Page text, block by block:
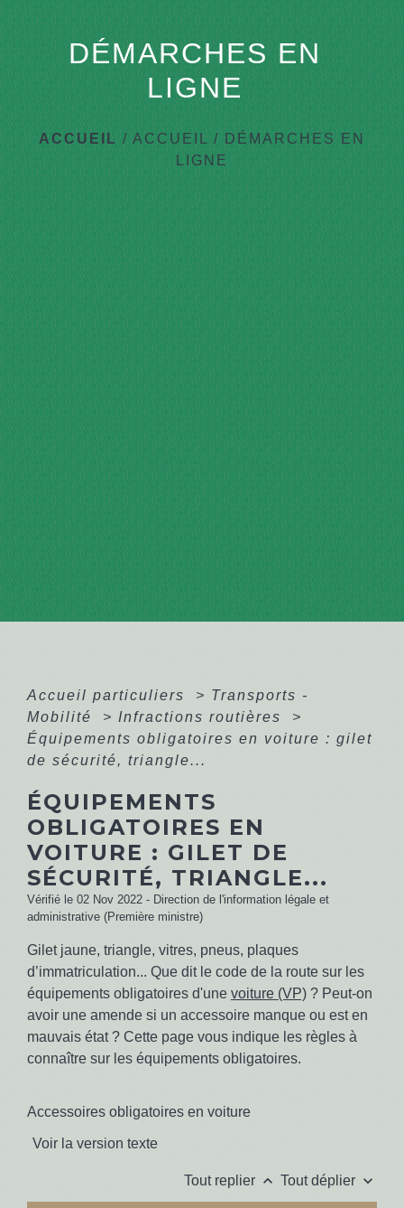
DÉMARCHES EN
LIGNE
ACCUEIL/ACCUEIL / DÉMARCHES EN
LIGNE
Accueil particuliers > Transports -
Mobilité
> Infractions routières
>
Équipements obligatoires en voiture : gilet
de sécurité, triangle...
ÉQUIPEMENTS
OBLIGATOIRES EN
VOITURE : GILET DE
SÉCURITÉ, TRIANGLE...
Vérifié le 02 Nov 2022 - Direction de l'information légale et
administrative (Première ministre)
Gilet jaune, triangle, vitres, pneus, plaques
d’immatriculation... Que dit le code de la route sur les
équipements obligatoires d'une voiture (VP) ? Peut-on
avoir une amende si un accessoire manque ou est en
mauvais état ? Cette page vous indique les règles à
connaître sur les équipements obligatoires.
Accessoires obligatoires en voiture
Voir la version texte
Tout replier keyboard_arrow_up Tout déplier keyboard_arrow_down